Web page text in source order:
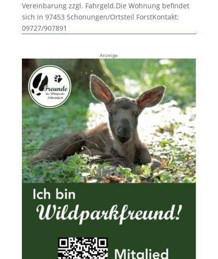
Vereinbarung zzgl. Fahrgeld.Die Wohnung befindet
sich in 97453 Schonungen/Ortsteil ForstKontakt:
09727/907891
Anzeige